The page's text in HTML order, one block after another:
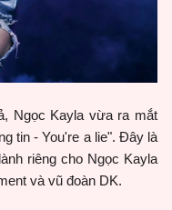
Ngọc Kayla vừa ra mắt
tin - You're a lie". Đây là
riêng cho Ngọc Kayla
và vũ đoàn DK.